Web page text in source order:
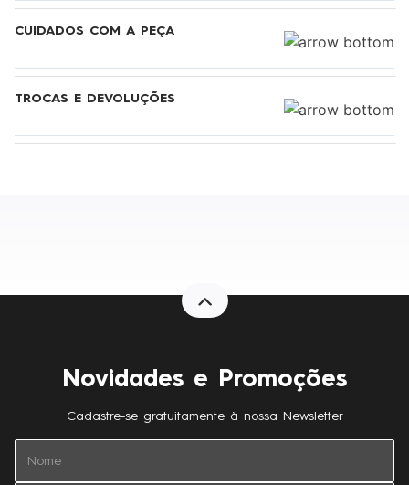
CUIDADOS COM A PEÇA
TROCAS E DEVOLUÇÕES
Novidades e Promoções
Cadastre-se gratuitamente à nossa Newsletter